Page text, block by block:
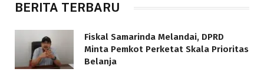
BERITA TERBARU
Fiskal Samarinda Melandai, DPRD
Minta Pemkot Perketat Skala Prioritas
Belanja